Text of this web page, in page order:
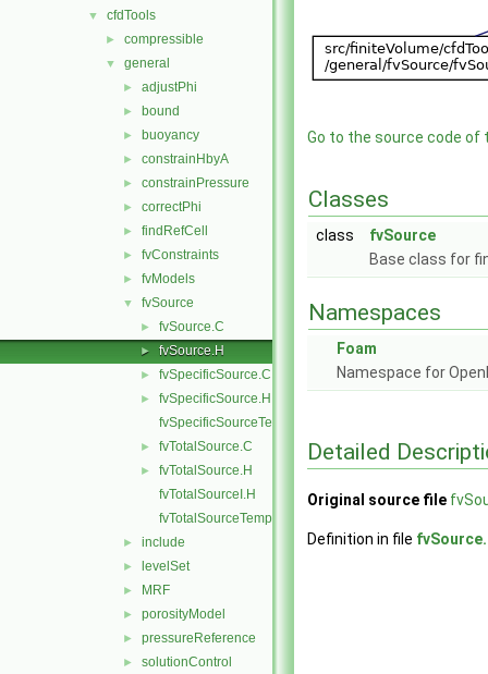
▼ cfdTools
► compressible
▼ general
► adjustPhi
► bound
► buoyancy
► constrainHbyA
► constrainPressure
► correctPhi
► findRefCell
► fvConstraints
► fvModels
▼ fvSource
► fvSource.C
► fvSource.H
► fvSpecificSource.C
►
fvSpecificSource.H
fvSpecificSourceTemplates.C
► fvTotalSource.C
►
fvTotalSource.H
fvTotalSourceI.H
fvTotalSourceTemplates.C
► include
► levelSet
► MRF
► porosityModel
► pressureReference
► solutionControl
Go to the source code of
Classes
class
fvSource
Base class for
Namespaces
Foam
Namespace for
Detailed
Original source file
Definition in file